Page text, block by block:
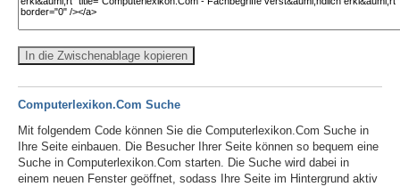
In die Zwischenablage kopieren
Computerlexikon.Com Suche
Mit folgendem Code können Sie die Computerlexikon.Com Suche in
Ihre Seite einbauen. Die Besucher Ihrer Seite können so bequem eine
Suche in Computerlexikon.Com starten. Die Suche wird dabei in
einem neuen Fenster geöffnet, sodass Ihre Seite im Hintergrund aktiv